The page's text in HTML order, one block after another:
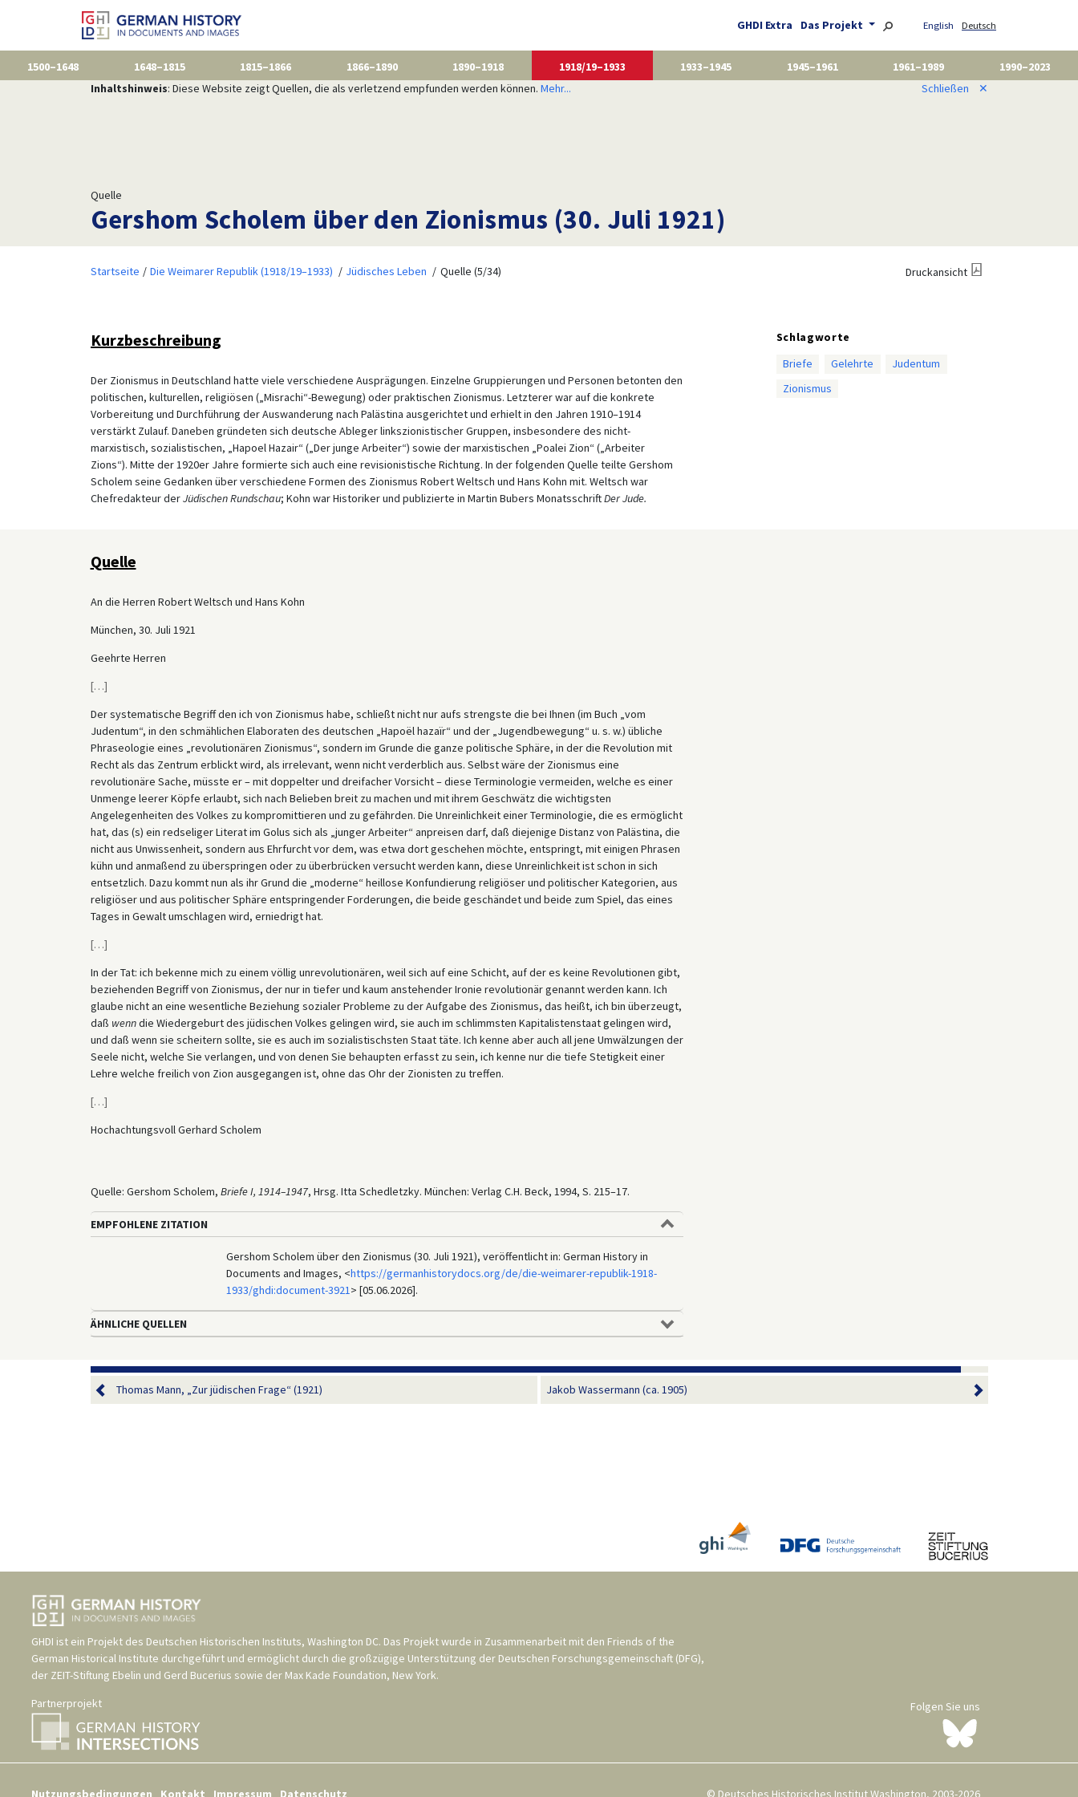
GHDI Extra Das Projekt English Deutsch
1500–1648 1648–1815 1815–1866 1866–1890 1890–1918 1918/19–1933 1933–1945 1945–1961 1961–1989
1990–2023
Inhaltshinweis: Diese Website zeigt Quellen, die als verletzend empfunden werden können. Mehr... Schließen ✕
Quelle
Gershom Scholem über den Zionismus (30. Juli 1921)
Startseite Die Weimarer Republik (1918/19–1933) Jüdisches Leben Quelle (5/34) Druckansicht
Kurzbeschreibung
Der Zionismus in Deutschland hatte viele verschiedene Ausprägungen. Einzelne Gruppierungen und Personen betonten den
politischen, kulturellen, religiösen („Misrachi“-Bewegung) oder praktischen Zionismus. Letzterer war auf die konkrete
Vorbereitung und Durchführung der Auswanderung nach Palästina ausgerichtet und erhielt in den Jahren 1910–1914
verstärkt Zulauf. Daneben gründeten sich deutsche Ableger linkszionistischer Gruppen, insbesondere des nicht-
marxistisch, sozialistischen, „Hapoel Hazair“ („Der junge Arbeiter“) sowie der marxistischen „Poalei Zion“ („Arbeiter
Zions“). Mitte der 1920er Jahre formierte sich auch eine revisionistische Richtung. In der folgenden Quelle teilte Gershom
Scholem seine Gedanken über verschiedene Formen des Zionismus Robert Weltsch und Hans Kohn mit. Weltsch war
Chefredakteur derJüdischen Rundschau; Kohn war Historiker und publizierte in Martin Bubers MonatsschriftDer Jude.
Schlagworte
Briefe
Gelehrte
Judentum
Zionismus
Quelle
An die Herren Robert Weltsch und Hans Kohn
München, 30. Juli 1921
Geehrte Herren
[…]
Der systematische Begriff den ich von Zionismus habe, schließt nicht nur aufs strengste die bei Ihnen (im Buch „vom
Judentum“, in den schmählichen Elaboraten des deutschen „Hapoël hazaïr“ und der „Jugendbewegung“ u. s. w.) übliche
Phraseologie eines „revolutionären Zionismus“, sondern im Grunde die ganze politische Sphäre, in der die Revolution mit
Recht als das Zentrum erblickt wird, als irrelevant, wenn nicht verderblich aus. Selbst wäre der Zionismus eine
revolutionäre Sache, müsste er – mit doppelter und dreifacher Vorsicht – diese Terminologie vermeiden, welche es einer
Unmenge leerer Köpfe erlaubt, sich nach Belieben breit zu machen und mit ihrem Geschwätz die wichtigsten
Angelegenheiten des Volkes zu kompromittieren und zu gefährden. Die Unreinlichkeit einer Terminologie, die es ermöglicht
hat, das (s) ein redseliger Literat im Golus sich als „junger Arbeiter“ anpreisen darf, daß diejenige Distanz von Palästina, die
nicht aus Unwissenheit, sondern aus Ehrfurcht vor dem, was etwa dort geschehen möchte, entspringt, mit einigen Phrasen
kühn und anmaßend zu überspringen oder zu überbrücken versucht werden kann, diese Unreinlichkeit ist schon in sich
entsetzlich. Dazu kommt nun als ihr Grund die „moderne“ heillose Konfundierung religiöser und politischer Kategorien, aus
religiöser und aus politischer Sphäre entspringender Forderungen, die beide geschändet und beide zum Spiel, das eines
Tages in Gewalt umschlagen wird, erniedrigt hat.
[…]
In der Tat: ich bekenne mich zu einem völlig unrevolutionären, weil sich auf eine Schicht, auf der es keine Revolutionen gibt,
beziehenden Begriff von Zionismus, der nur in tiefer und kaum anstehender Ironie revolutionär genannt werden kann. Ich
glaube nicht an eine wesentliche Beziehung sozialer Probleme zu der Aufgabe des Zionismus, das heißt, ich bin überzeugt,
daß wenndie Wiedergeburt des jüdischen Volkes gelingen wird, sie auch im schlimmsten Kapitalistenstaat gelingen wird,
und daß wenn sie scheitern sollte, sie es auch im sozialistischsten Staat täte. Ich kenne aber auch all jene Umwälzungen der
Seele nicht, welche Sie verlangen, und von denen Sie behaupten erfasst zu sein, ich kenne nur die tiefe Stetigkeit einer
Lehre welche freilich von Zion ausgegangen ist, ohne das Ohr der Zionisten zu treffen.
[…]
Hochachtungsvoll Gerhard Scholem
Quelle: Gershom Scholem, Briefe I, 1914–1947, Hrsg. Itta Schedletzky. München: Verlag C.H. Beck, 1994, S. 215–17.
EMPFOHLENE ZITATION
Gershom Scholem über den Zionismus (30. Juli 1921), veröffentlicht in: German History in
Documents and Images, <https://germanhistorydocs.org/de/die-weimarer-republik-1918-
1933/ghdi:document-3921> [05.06.2026].
ÄHNLICHE QUELLEN
Thomas Mann, „Zur jüdischen Frage“ (1921) Jakob Wassermann (ca. 1905)
GHDI ist ein Projekt des Deutschen Historischen Instituts, Washington DC. Das Projekt wurde in Zusammenarbeit mit den Friends of the
German Historical Institute durchgeführt und ermöglicht durch die großzügige Unterstützung der Deutschen Forschungsgemeinschaft (DFG),
der ZEIT-Stiftung Ebelin und Gerd Bucerius sowie der Max Kade Foundation, New York.
Partnerprojekt
Folgen Sie uns
Nutzungsbedingungen Kontakt Impressum Datenschutz © Deutsches Historisches Institut Washington, 2003-2026